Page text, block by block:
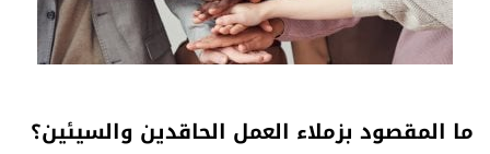
ما المقصود بزملاء العمل الحاقدين والسيئين؟